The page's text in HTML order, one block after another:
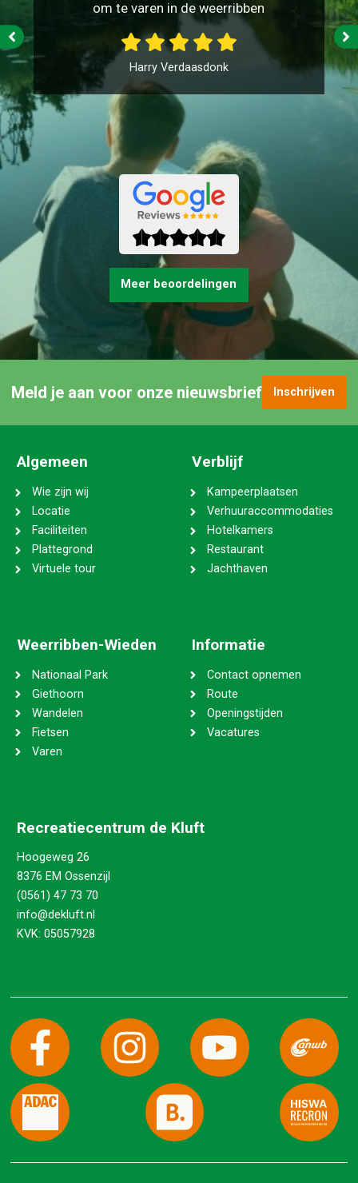
om te varen in de weerribben
Harry Verdaasdonk
Meer beoordelingen
Meld je aan voor onze nieuwsbrief Inschrijven
Algemeen
Wie zijn wij
Locatie
Faciliteiten
Plattegrond
Virtuele tour
Verblijf
Kampeerplaatsen
Verhuuraccommodaties
Hotelkamers
Restaurant
Jachthaven
Weerribben-Wieden
Nationaal Park
Giethoorn
Wandelen
Fietsen
Varen
Informatie
Contact opnemen
Route
Openingstijden
Vacatures
Recreatiecentrum de Kluft
Hoogeweg 26
8376 EM Ossenzijl
(0561) 47 73 70
info@dekluft.nl
KVK: 05057928